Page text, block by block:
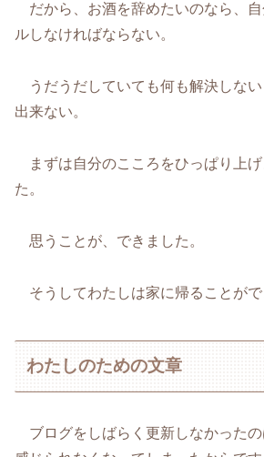
だから、お酒を辞めたいのなら、
ルしなければならない。
うだうだしていても何も解決しな
出来ない。
まずは自分のこころをひっぱり上
た。
思うことが、できました。
そうしてわたしは家に帰ることがで
わたしのための文章
ブログをしばらく更新しなかった